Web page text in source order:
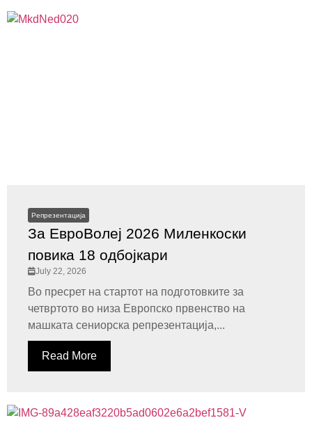
Репрезентација
За ЕвроВолеј 2026 Миленкоски
повика 18 одбојкари
July 22, 2026
Во пресрет на стартот на подготовките за
четвртото во низа Европско првенство на
машката сениорска репрезентација,...
Read More